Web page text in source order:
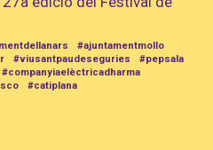
#ajuntamentmollo
#viusantpaudeseguries
#pepsala
#companyiaelèctricadharma
#catiplana